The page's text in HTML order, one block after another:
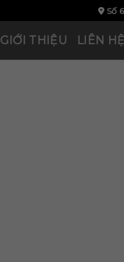
Số
GIỚI THIỆU LIÊN